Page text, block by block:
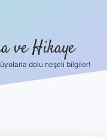
ve Hikaye
dolu neşeli bilgiler!